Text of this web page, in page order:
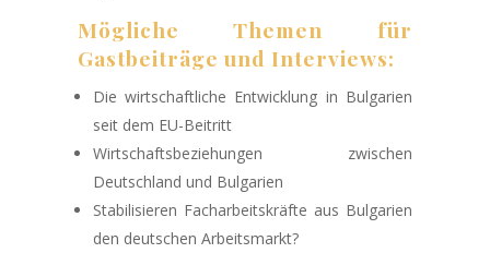
Mögliche Themen für
Gastbeiträge und Interviews:
Die wirtschaftliche Entwicklung in Bulgarien
seit dem EU-Beitritt
Wirtschaftsbeziehungen zwischen
Deutschland und Bulgarien
Stabilisieren Facharbeitskräfte aus Bulgarien
den deutschen Arbeitsmarkt?